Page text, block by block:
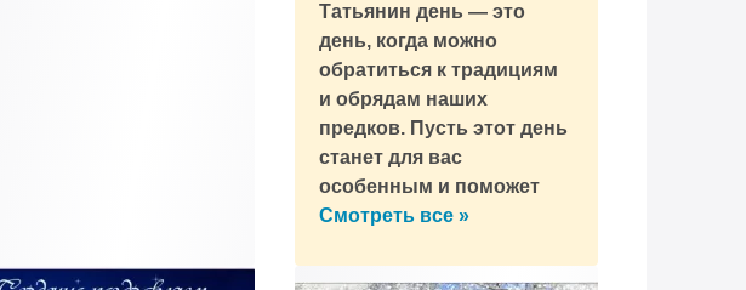
Татьянин день — это
день, когда можно
обратиться к традициям
и обрядам наших
предков. Пусть этот день
станет для вас
особенным и поможет
открыть новые
Смотреть все »